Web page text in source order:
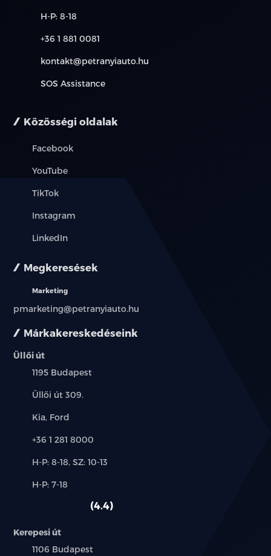
Márkakereskedéseink
Üllői út
Település:
1195 Budapest
Cím:
Üllői út 309.
Márkák:
Kia, Ford
Telefon:
+36 1 281 8000
Új-
használt
H-P: 8-18, SZ: 10-13
Alkatrész,
H-P: 7-18
4.4
Kerepesi út
Település:
1106 Budapest
H-P: 8-18
+36 1 881 0081
kontakt@petranyiauto.hu
SOS Assistance
Közösségi oldalak
Facebook
YouTube
TikTok
Instagram
LinkedIn
Megkeresések
Marketing
pmarketing@petranyiauto.hu